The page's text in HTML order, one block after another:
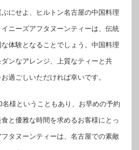
にせよ、ヒルトン名古屋の中国料理
イニーズアフタヌーンティーは、伝統
体験となることでしょう。中国料理
ンなアレンジ、上質なティーと共
過ごしいただければ幸いです。
様ということもあり、お早めの予約
と優雅な時間を求めるお客様にとっ
タヌーンティーは、名古屋での素敵